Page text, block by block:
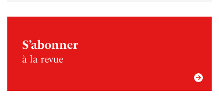
S’abonner
à la revue